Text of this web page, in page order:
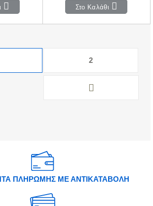
Στο Καλάθι
2
ΠΛΗΡΩΜΗΣ ΜΕ ΑΝΤΙΚΑΤΑΒΟΛΗ